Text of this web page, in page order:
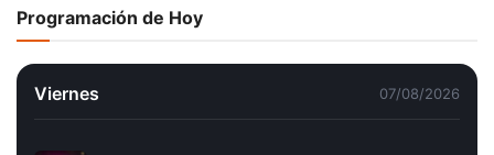
Programación de Hoy
Viernes 07/08/2026